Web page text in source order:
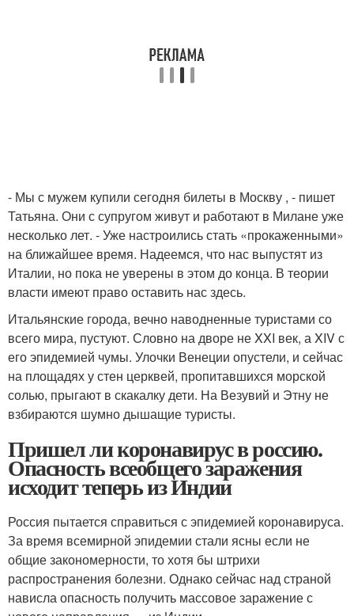
- Мы с мужем купили сегодня билеты в Москву , - пишет
Татьяна. Они с супругом живут и работают в Милане уже
несколько лет. - Уже настроились стать «прокаженными»
на ближайшее время. Надеемся, что нас выпустят из
Италии, но пока не уверены в этом до конца. В теории
власти имеют право оставить нас здесь.
Итальянские города, вечно наводненные туристами со
всего мира, пустуют. Словно на дворе не XXI век, а XIV с
его эпидемией чумы. Улочки Венеции опустели, и сейчас
на площадях у стен церквей, пропитавшихся морской
солью, прыгают в скакалку дети. На Везувий и Этну не
взбираются шумно дышащие туристы.
Пришел ли коронавирус в россию.
Опасность всеобщего заражения
исходит теперь из Индии
Россия пытается справиться с эпидемией коронавируса.
За время всемирной эпидемии стали ясны если не
общие закономерности, то хотя бы штрихи
распространения болезни. Однако сейчас над страной
нависла опасность получить массовое заражение с